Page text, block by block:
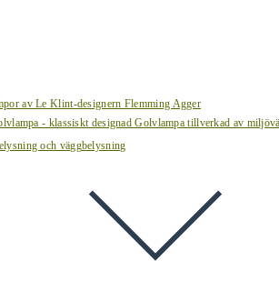
av Le Klint-designern Flemming Agger
- klassiskt designad Golvlampa tillverkad av
och väggbelysning